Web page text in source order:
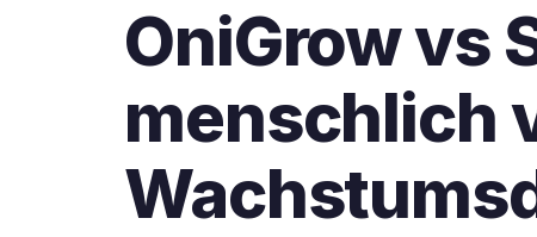
OniGrow vs
menschlich